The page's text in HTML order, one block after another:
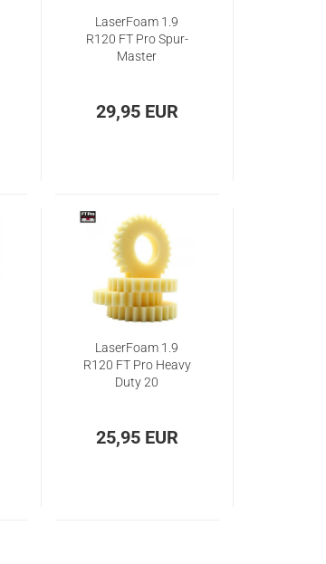
LaserFoam 1.9
R120 FT Pro Spur-
Master
29,95 EUR
LaserFoam 1.9
R120 FT Pro Heavy
Duty 20
25,95 EUR